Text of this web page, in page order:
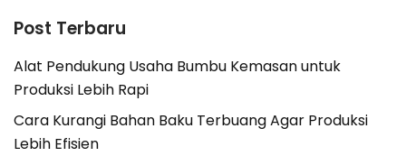
Post Terbaru
Alat Pendukung Usaha Bumbu Kemasan untuk
Produksi Lebih Rapi
Cara Kurangi Bahan Baku Terbuang Agar Produksi
Lebih Efisien